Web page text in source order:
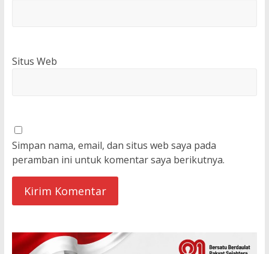
Situs Web
Simpan nama, email, dan situs web saya pada
peramban ini untuk komentar saya berikutnya.